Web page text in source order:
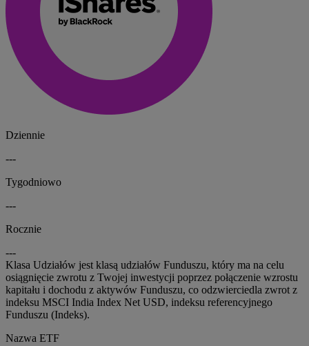
Dziennie
---
Tygodniowo
---
Rocznie
---
Klasa Udziałów jest klasą udziałów Funduszu, który ma na celu
osiągnięcie zwrotu z Twojej inwestycji poprzez połączenie wzrostu
kapitału i dochodu z aktywów Funduszu, co odzwierciedla zwrot z
indeksu MSCI India Index Net USD, indeksu referencyjnego
Funduszu (Indeks).
Nazwa ETF